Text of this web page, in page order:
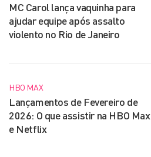
MC Carol lança vaquinha para
ajudar equipe após assalto
violento no Rio de Janeiro
HBO MAX
Lançamentos de Fevereiro de
2026: O que assistir na HBO Max
e Netflix